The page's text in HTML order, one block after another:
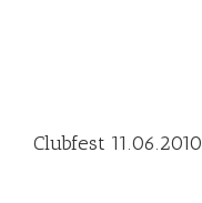
Clubfest 11.06.2010